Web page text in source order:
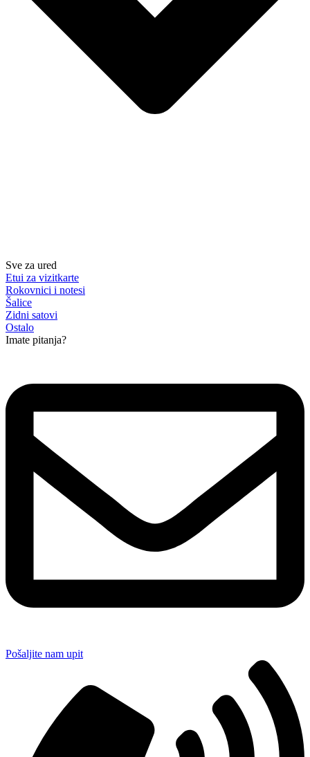
Sve za ured
Etui za vizitkarte
Rokovnici i notesi
Šalice
Zidni satovi
Ostalo
Imate pitanja?
Pošaljite nam upit